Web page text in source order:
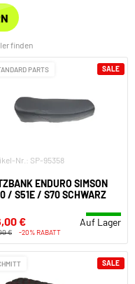
finden
PARTS
Nr.: SP-95358
ENDURO SIMSON
/ S51E / S70 SCHWARZ
€ Auf Lager
€ -20% RABATT
SALE
SALE